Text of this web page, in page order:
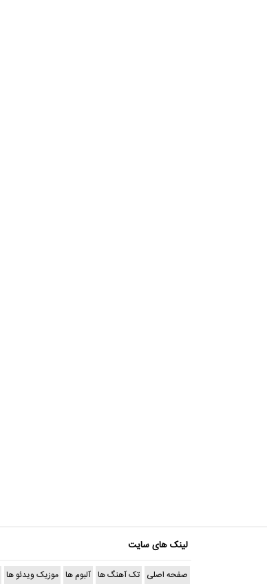
لینک های سایت
صفحه اصلی تک آهنگ ها آلبوم ها موزیک ویدئو ها